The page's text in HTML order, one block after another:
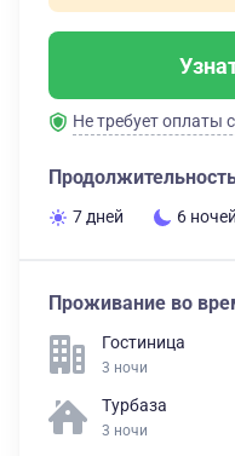
Не требует оплаты
7 дней 6 ночей
Проживание во
Гостиница
3 ночи
Турбаза
3 ночи